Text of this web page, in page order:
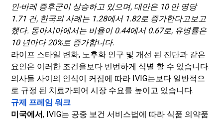
인-바레 증후군이 상승하고 있으며, 대만은 10 만 명당
1.71 건, 한국의 사례는 1.28에서 1.82로 증가한다고보고
했다. 동아시아에서는 비율이 0.44에서 0.67로, 유병률은
10 년마다 20%로 증가합니다.
라이프 스타일 변화, 노후화 인구 및 개선 된 진단과 같은
요인은 이러한 조건을보다 빈번하게 식별 할 수 있습니다.
의사들 사이의 인식이 커짐에 따라 IVIG는보다 일반적으
로 규정 된 치료가되어 시장 수요를 높이고 있습니다.
규제 프레임 워크
미국에서, IVIG는 공중 보건 서비스법에 따라 식품 의약품